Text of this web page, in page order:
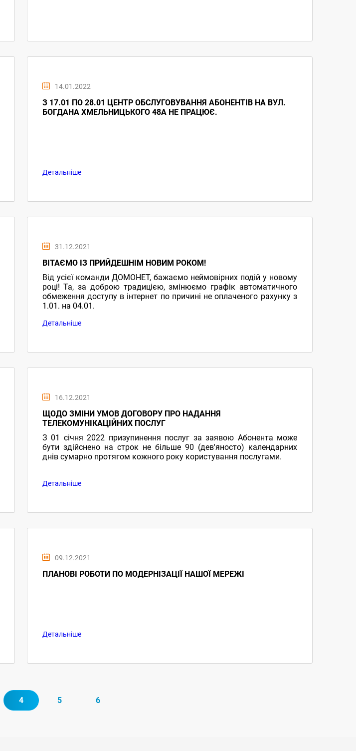
14.01.2022
З 17.01 ПО 28.01 ЦЕНТР ОБСЛУГОВУВАННЯ АБОНЕНТІВ НА ВУЛ.
БОГДАНА ХМЕЛЬНИЦЬКОГО 48А НЕ ПРАЦЮЄ.
Детальніше
31.12.2021
ВІТАЄМО ІЗ ПРИЙДЕШНІМ НОВИМ РОКОМ!
Від усієї команди ДОМОНЕТ, бажаємо неймовірних подій у новому
році! Та, за доброю традицією, змінюємо графік автоматичного
обмеження доступу в інтернет по причині не оплаченого рахунку з
1.01. на 04.01.
Детальніше
16.12.2021
ЩОДО ЗМІНИ УМОВ ДОГОВОРУ ПРО НАДАННЯ
ТЕЛЕКОМУНІКАЦІЙНИХ ПОСЛУГ
З 01 січня 2022 призупинення послуг за заявою Абонента може
бути здійснено на строк не більше 90 (дев'яносто) календарних
днів сумарно протягом кожного року користування послугами.
Детальніше
09.12.2021
ПЛАНОВІ РОБОТИ ПО МОДЕРНІЗАЦІЇ НАШОЇ МЕРЕЖІ
Детальніше
4 5 6